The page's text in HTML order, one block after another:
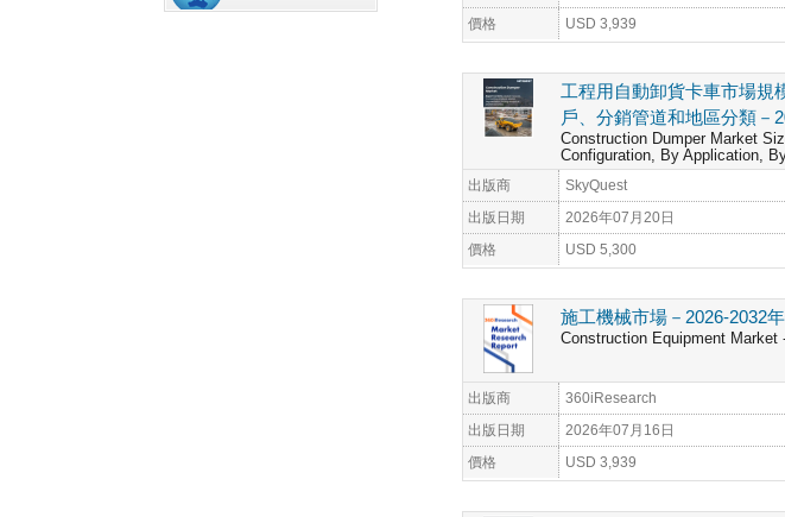
價格 USD 3,939
工程用自動卸貨卡車市場規
戶、分銷管道和地區分類－
Construction Dumper Market
Configuration, By Application,
出版商 SkyQuest
出版日期 2026年07月20日
價格 USD 5,300
施工機械市場－2026-2032
Construction Equipment Market
出版商 360iResearch
出版日期 2026年07月16日
價格 USD 3,939